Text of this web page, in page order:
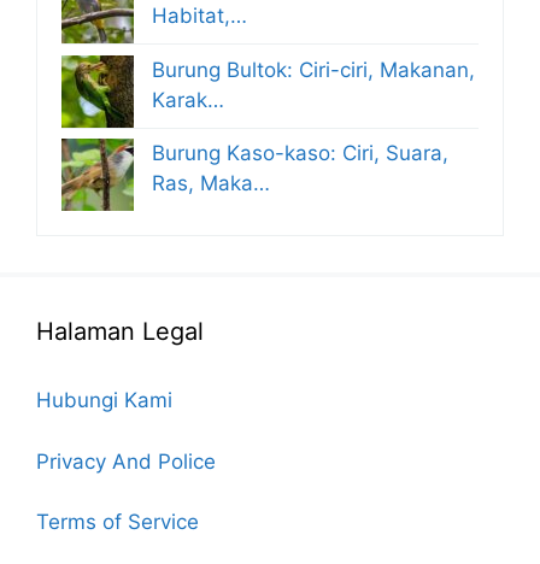
Habitat,…
Burung Bultok: Ciri-ciri, Makanan,
Karak…
Burung Kaso-kaso: Ciri, Suara,
Ras, Maka…
Halaman Legal
Hubungi Kami
Privacy And Police
Terms of Service